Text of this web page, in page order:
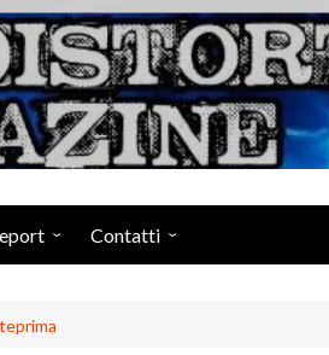
Distorti Magazine
Contatti